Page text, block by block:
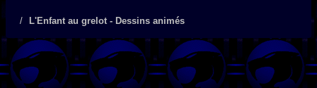
L'Enfant au grelot - Dessins animés